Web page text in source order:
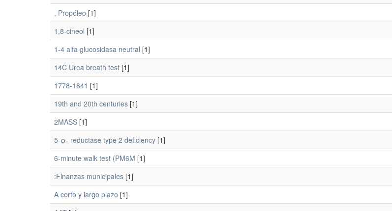
, Propóleo [1]
1,8-cineol [1]
1-4 alfa glucosidasa neutral [1]
14C Urea breath test [1]
1778-1841 [1]
19th and 20th centuries [1]
2MASS [1]
5-α- reductase type 2 deficiency [1]
6-minute walk test (PM6M [1]
:Finanzas municipales [1]
A corto y largo plazo [1]